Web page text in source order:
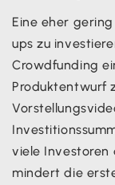
Eine eher
ups zu
Crowdfunding
Produktentwurf
viele Investoren
mindert die